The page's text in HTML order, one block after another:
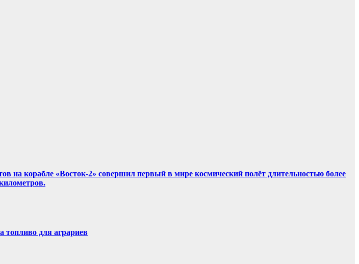
на корабле «Восток-2» совершил первый в мире космический полёт длительностью более
для аграриев